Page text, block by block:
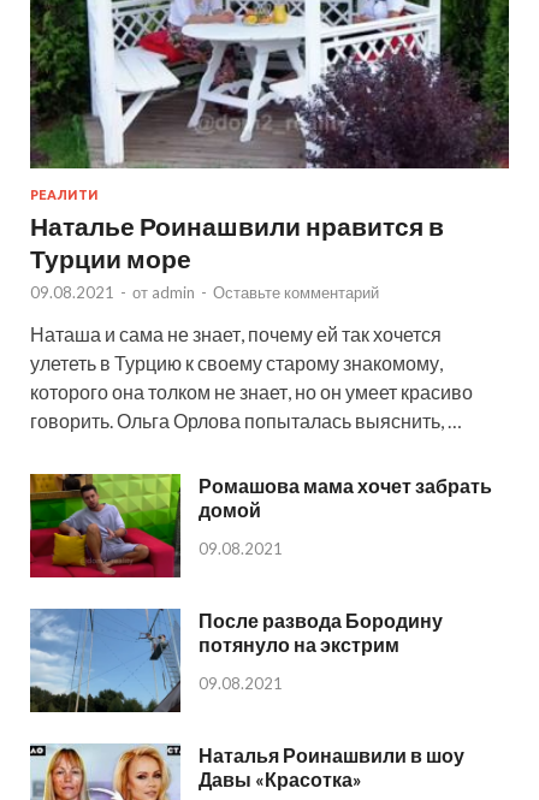
РЕАЛИТИ
Наталье Роинашвили нравится в
Турции море
09.08.2021 - от admin - Оставьте комментарий
Наташа и сама не знает, почему ей так хочется
улететь в Турцию к своему старому знакомому,
которого она толком не знает, но он умеет красиво
говорить. Ольга Орлова попыталась выяснить, …
Ромашова мама хочет забрать
домой
09.08.2021
После развода Бородину
потянуло на экстрим
09.08.2021
Наталья Роинашвили в шоу
Давы «Красотка»